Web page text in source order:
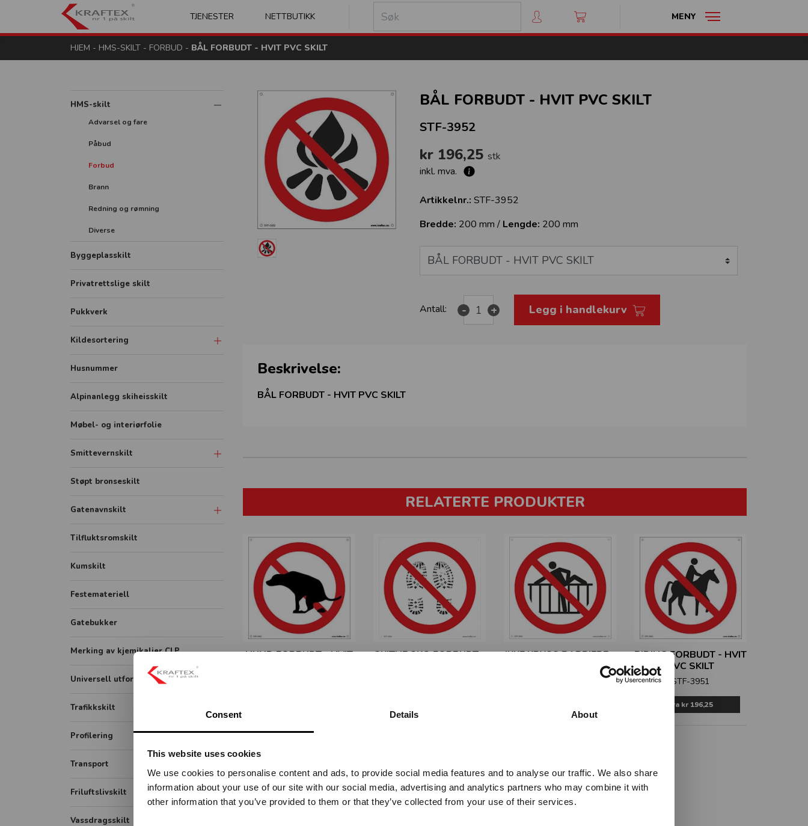
Consent Details About
This website uses cookies
We use cookies to personalise content and ads, to provide social media features and to analyse our traffic. We also share
information about your use of our site with our social media, advertising and analytics partners who may combine it with
other information that you’ve provided to them or that they’ve collected from your use of their services.
Kraftex - nr 1 på skilt
TJENESTER NETTBUTIKK MENY
HJEM - HMS-SKILT - FORBUD - BÅL FORBUDT - HVIT PVC SKILT
HMS-skilt
Advarsel og fare
Påbud
Forbud
Brann
Redning og rømning
Diverse
Byggeplasskilt
Privatrettslige skilt
Pukkverk
Kildesortering
Merkeordningen
Husnummer
Alpinanlegg skiheisskilt
Møbel- og interiørfolie
Smittevernskilt
Avstandmarkering - Sklisikker
Hygieneskjermer
Skilt
Sonemarkering - Sklisikker gulvfolie
Støpt bronseskilt
Gatenavnskilt
Gatenavn refleks aluminium
Tilfluktsromskilt
Kumskilt
Festemateriell
Gatebukker
Merking av kjemikalier CLP
Universell utforming
Symbolskilt
Piktogram skilt
Trafikkskilt
Forbudsskilt
Opplysningsskilt
Veiarbeid og arbeidsvarsling
Påbudsskilt
Profilering
Transport
ADR / farlig gods
Friluftslivskilt
Vassdragsskilt
BÅL FORBUDT - HVIT PVC SKILT
STF-3952
kr 196,25stk
inkl. mva.
Artikkelnr.: STF-3952
Bredde: 200 mm / Lengde: 200 mm
Antall: - + Legg i handlekurv
Beskrivelse:
BÅL FORBUDT - HVIT PVC SKILT
RELATERTE PRODUKTER
HUND FORBUDT - HVIT
SKITNE SKO FORBUDT -
IKKE KRYSS BARRIERE -
RIDING FORBUDT - HVIT
PVC SKILT
STF-3951
Fra kr 196,25
BEDRIFT
ekskl. mva.
PRIVAT
inkl. mva.